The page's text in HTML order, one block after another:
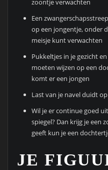
zoontje verwachten
Een
op een jongentje, onder
meisje kunt verwachten
Pukkeltjes in je gezicht
moeten wijzen op een
komt er een jongen
Last van je navel duidt
Wil je er continue goed
spiegel? Dan krijg je een
geeft kun je een
JE